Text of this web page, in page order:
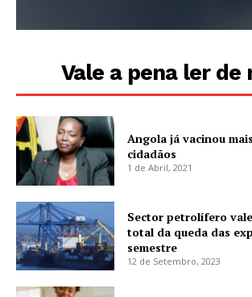
Vale a pena ler de
Angola já vacinou
cidadãos
1 de Abril, 2021
Sector petrolífero
total da queda das
semestre
12 de Setembro, 2023